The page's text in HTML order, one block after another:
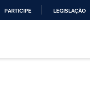
PARTICIPE LEGISLAÇÃO